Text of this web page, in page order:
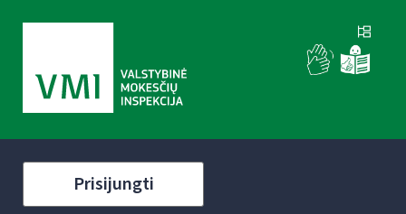
Prisijungti